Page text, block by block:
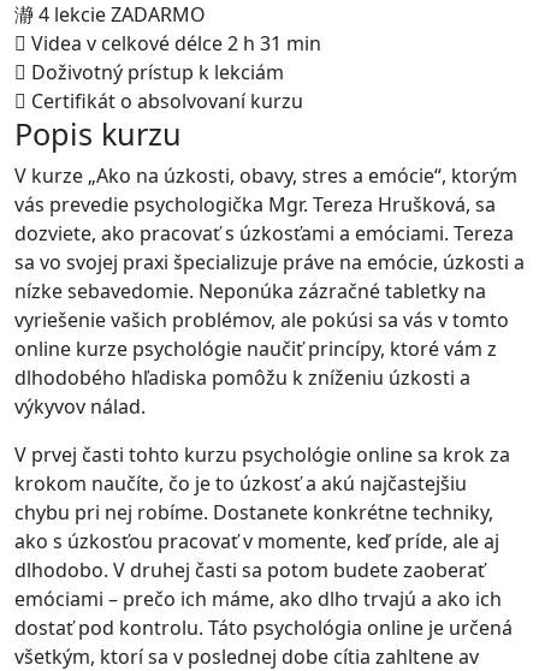
4 lekcie ZADARMO
Videa v celkové délce 2 h 31 min
Doživotný prístup k lekciám
Certifikát o absolvovaní kurzu
Popis kurzu
V kurze „Ako na úzkosti, obavy, stres a emócie“, ktorým
vás prevedie psychologička Mgr. Tereza Hrušková, sa
dozviete, ako pracovať s úzkosťami a emóciami. Tereza
sa vo svojej praxi špecializuje práve na emócie, úzkosti a
nízke sebavedomie. Neponúka zázračné tabletky na
vyriešenie vašich problémov, ale pokúsi sa vás v tomto
online kurze psychológie naučiť princípy, ktoré vám z
dlhodobého hľadiska pomôžu k zníženiu úzkosti a
výkyvov nálad.
V prvej časti tohto kurzu psychológie online sa krok za
krokom naučíte, čo je to úzkosť a akú najčastejšiu
chybu pri nej robíme. Dostanete konkrétne techniky,
ako s úzkosťou pracovať v momente, keď príde, ale aj
dlhodobo. V druhej časti sa potom budete zaoberať
emóciami – prečo ich máme, ako dlho trvajú a ako ich
dostať pod kontrolu. Táto psychológia online je určená
všetkým, ktorí sa v poslednej dobe cítia zahltene av